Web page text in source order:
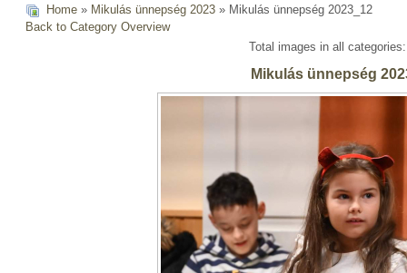
Home » Mikulás ünnepség 2023 » Mikulás ünnepség 2023_12
Back to Category Overview
Total images in all
Mikulás ünnepség